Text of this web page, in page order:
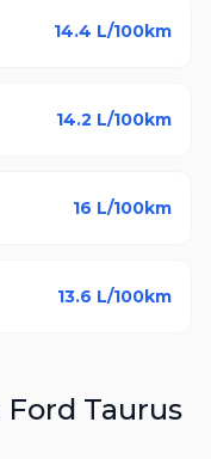
14.4 L/100km
14.2 L/100km
16 L/100km
13.6 L/100km
Ford Taurus